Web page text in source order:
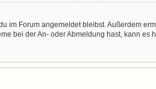
im Forum angemeldet bleibst. Außerdem
bei der An- oder Abmeldung hast, kann es